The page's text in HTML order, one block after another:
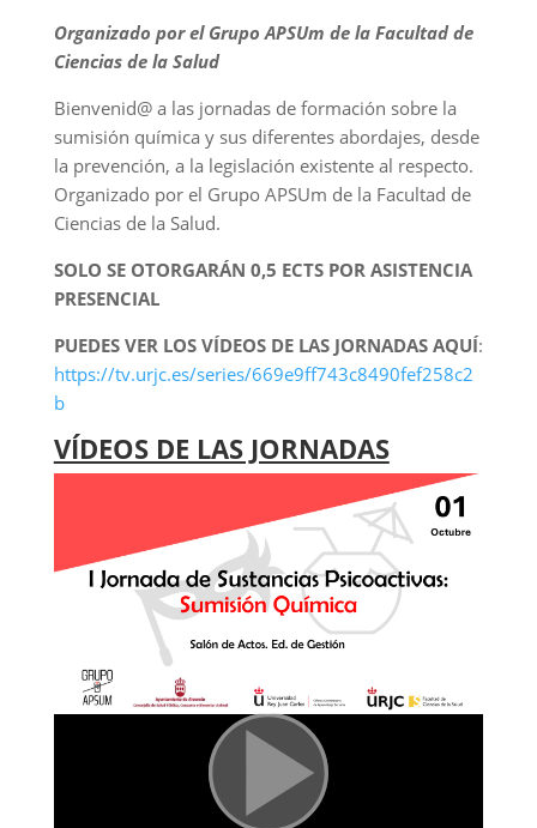
Organizado por el Grupo APSUm de la Facultad de
Ciencias de la Salud
Bienvenid@ a las jornadas de formación sobre la
sumisión química y sus diferentes abordajes, desde
la prevención, a la legislación existente al respecto.
Organizado por el Grupo APSUm de la Facultad de
Ciencias de la Salud.
SOLO SE OTORGARÁN 0,5 ECTS POR ASISTENCIA
PRESENCIAL
PUEDES VER LOS VÍDEOS DE LAS JORNADAS AQUÍ:
https://tv.urjc.es/series/669e9ff743c8490fef258c2
b
VÍDEOS DE LAS JORNADAS